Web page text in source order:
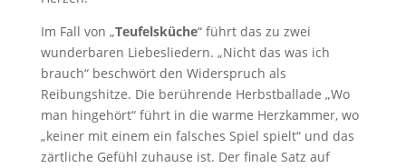
Im Fall von „Teufelsküche“ führt das zu zwei
wunderbaren Liebesliedern. „Nicht das was ich
brauch“ beschwört den Widerspruch als
Reibungshitze. Die berührende Herbstballade „Wo
man hingehört“ führt in die warme Herzkammer, wo
„keiner mit einem ein falsches Spiel spielt“ und das
zärtliche Gefühl zuhause ist. Der finale Satz auf